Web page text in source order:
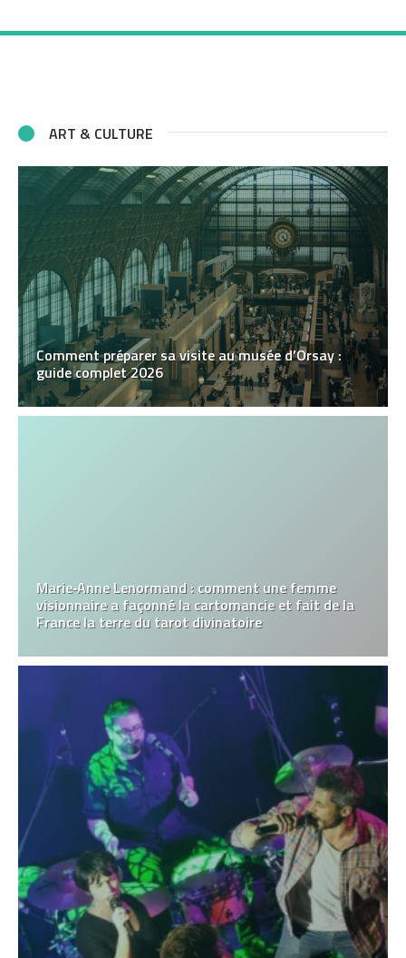
ART & CULTURE
Comment préparer sa visite au musée d’Orsay :
guide complet 2026
Marie‑Anne Lenormand : comment une femme
visionnaire a façonné la cartomancie et fait de la
France la terre du tarot divinatoire